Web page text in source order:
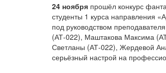
24 ноября прошёл конкурс
студенты 1 курса направления
под руководством
(АТ-022), Маштакова Максима
Светланы (АТ-022), Жердевой
серьёзный настрой на